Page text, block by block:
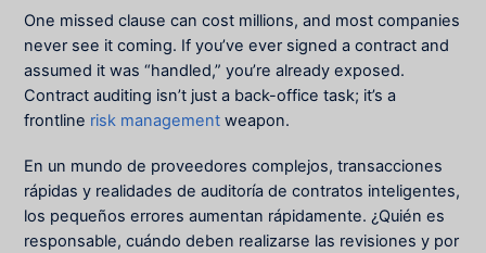
One missed clause can cost millions, and most companies
never see it coming. If you’ve ever signed a contract and
assumed it was “handled,” you’re already exposed.
Contract auditing isn’t just a back-office task; it’s a
frontline risk management weapon.
En un mundo de proveedores complejos, transacciones
rápidas y realidades de auditoría de contratos inteligentes,
los pequeños errores aumentan rápidamente. ¿Quién es
responsable, cuándo deben realizarse las revisiones y por